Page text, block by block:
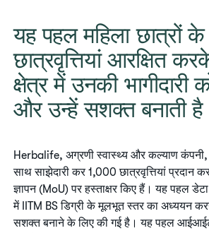
​यह पहल महिला छात्रों
छात्रवृत्तियां आरक्षित
क्षेत्र में उनकी भागीदारी
और उन्हें सशक्त बनाती
​Herbalife, अग्रणी स्वास्थ्य और कल्याण
साथ साझेदारी कर 1,000 छात्रवृत्तियां प्रदान
ज्ञापन (MoU) पर हस्ताक्षर किए हैं। यह पहल
में IITM BS डिग्री के मूलभूत स्तर का अध्ययन
सशक्त बनाने के लिए की गई है। यह पहल